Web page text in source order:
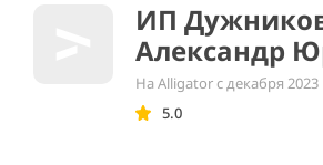
ИП
Александр
На Alligator с декабря 2023
5.0